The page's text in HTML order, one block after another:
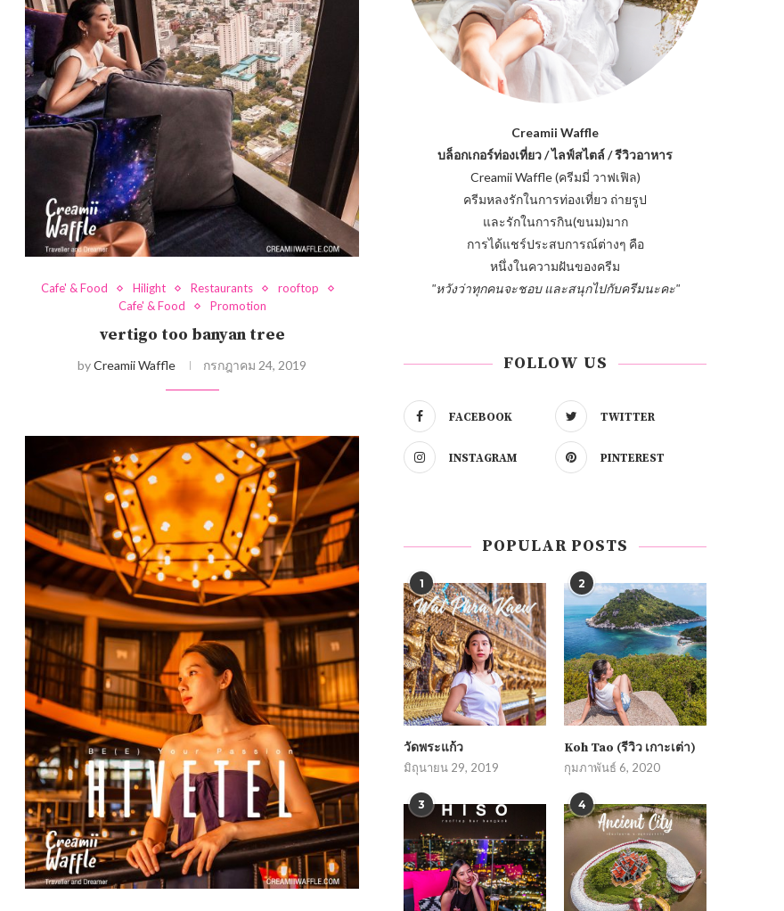
Cafe' & Food Hilight Restaurants
rooftop
Cafe' & Food
Promotion
vertigo too banyan tree
byCreamii Waffle กรกฎาคม 24, 2019
Creamii Waffle
บล็อกเกอร์ท่องเที่ยว / ไลฟ์สไตล์ / รีวิวอาหาร
Creamii Waffle (ครีมมี่ วาฟเฟิล)
ครีมหลงรักในการท่องเที่ยว ถ่ายรูป
และรักในการกิน(ขนม)มาก
การได้แชร์ประสบการณ์ต่างๆ คือ
หนึ่งในความฝันของครีม
"หวังว่าทุกคนจะชอบ และสนุกไปกับครีมนะคะ"
FOLLOW US
FACEBOOK TWITTER
INSTAGRAM PINTEREST
POPULAR POSTS
1
วัดพระแก้ว
มิถุนายน 29, 2019
2
Koh Tao (รีวิว เกาะเต่า)
กุมภาพันธ์ 6, 2020
3 4